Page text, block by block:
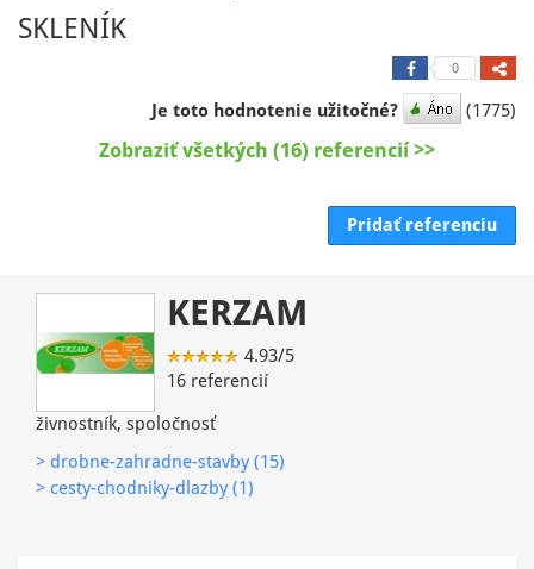
SKLENÍK
0
Je toto hodnotenie užitočné? (1775)
Zobraziť všetkých (16) referencií >>
Pridať referenciu
KERZAM
4.93/5
16 referencií
živnostník, spoločnosť
> drobne-zahradne-stavby (15)
> cesty-chodniky-dlazby (1)